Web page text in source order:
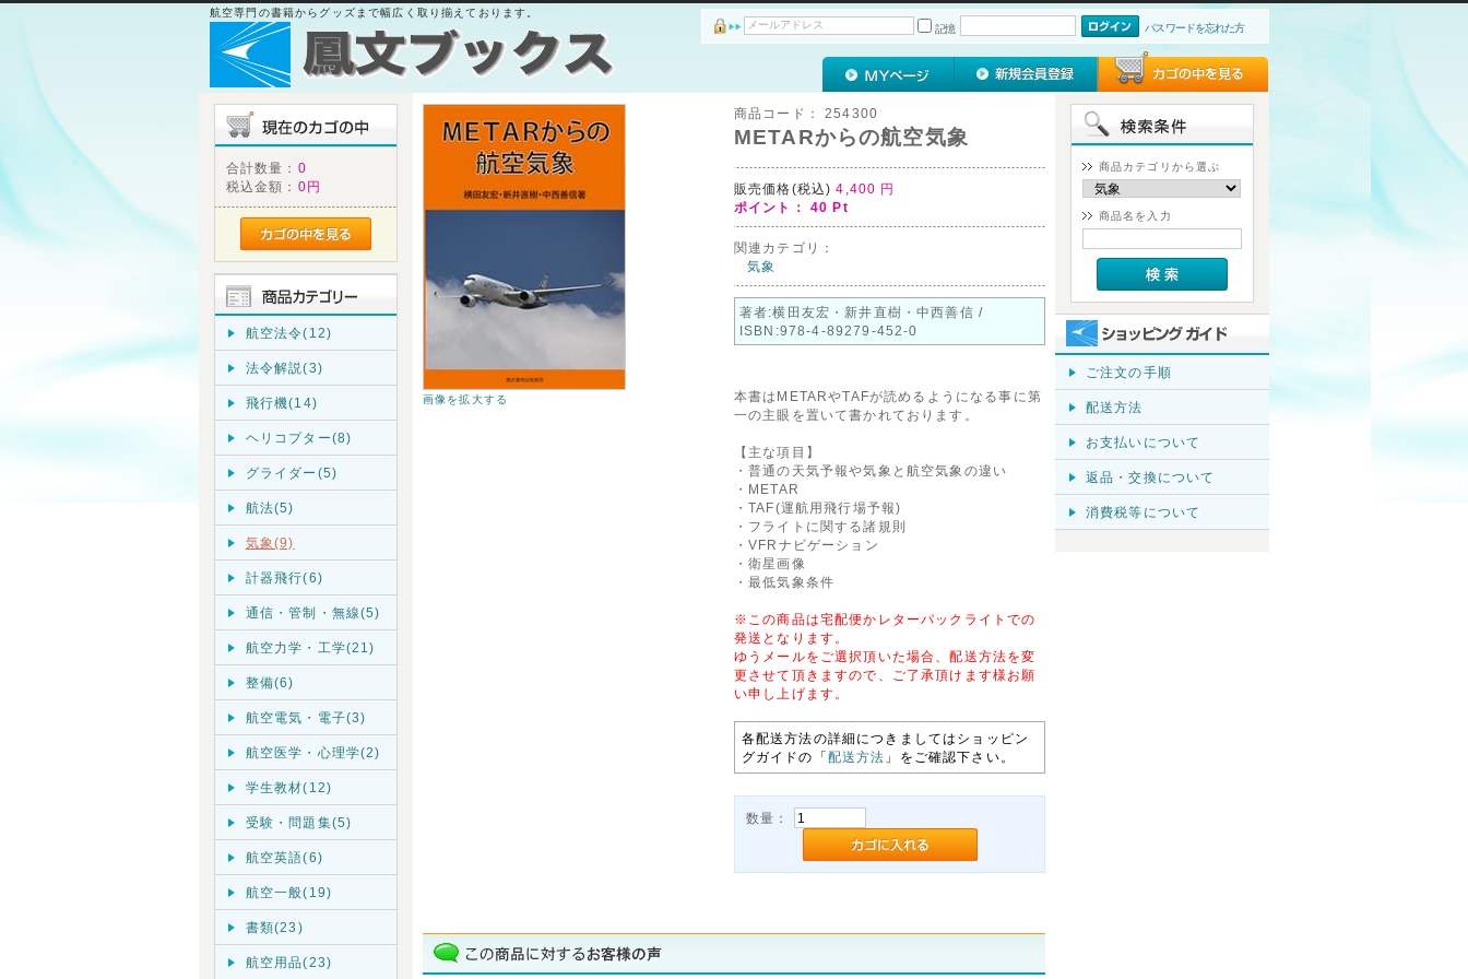
航空専門の書籍からグッズまで幅広く取り揃えております。
記憶
パスワードを忘れた方
合計数量： 0
税込金額： 0円
航空法令(12)
法令解説(3)
飛行機(14)
ヘリコプター(8)
グライダー(5)
航法(5)
気象(9)
計器飛行(6)
通信・管制・無線(5)
航空力学・工学(21)
整備(6)
航空電気・電子(3)
航空医学・心理学(2)
学生教材(12)
受験・問題集(5)
航空英語(6)
航空一般(19)
書類(23)
航空用品(23)
画像を拡大する
商品コード： 254300
METARからの航空気象
販売価格(税込) 4,400 円
ポイント： 40 Pt
関連カテゴリ：
気象
著者:横田友宏・新井直樹・中西善信 /
ISBN:978-4-89279-452-0
本書はMETARやTAFが読めるようになる事に第
一の主眼を置いて書かれております。
【主な項目】
・普通の天気予報や気象と航空気象の違い
・METAR
・TAF(運航用飛行場予報)
・フライトに関する諸規則
・VFRナビゲーション
・衛星画像
・最低気象条件
※この商品は宅配便かレターパックライトでの
発送となります。
ゆうメールをご選択頂いた場合、配送方法を変
更させて頂きますので、ご了承頂けます様お願
い申し上げます。
各配送方法の詳細につきましてはショッピン
グガイドの「配送方法 」をご確認下さい。
数量：
商品カテゴリから選ぶ
商品名を入力
ご注文の手順
配送方法
お支払いについて
返品・交換について
消費税等について